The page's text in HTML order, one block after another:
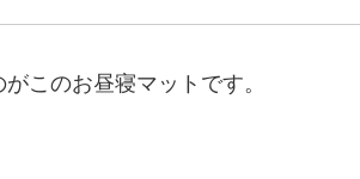
このお昼寝マットです。